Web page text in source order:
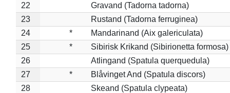
22
Gravand (Tadorna tadorna)
23
Rustand (Tadorna ferruginea)
24
*
Mandarinand (Aix galericulata)
25
*
Sibirisk Krikand (Sibirionetta formosa)
26
Atlingand (Spatula querquedula)
27
*
Blåvinget And (Spatula discors)
28
Skeand (Spatula clypeata)